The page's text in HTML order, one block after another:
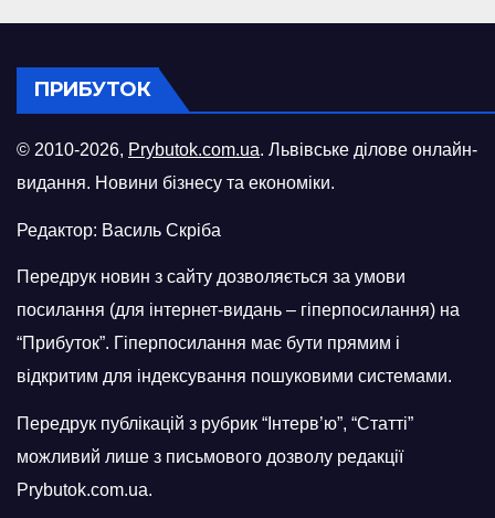
ПРИБУТОК
© 2010-2026, Prybutok.com.ua. Львівське ділове онлайн-
видання. Новини бізнесу та економіки.
Редактор: Василь Скріба
Передрук новин з сайту дозволяється за умови
посилання (для інтернет-видань – гіперпосилання) на
“Прибуток”. Гіперпосилання має бути прямим і
відкритим для індексування пошуковими системами.
Передрук публікацій з рубрик “Інтерв’ю”, “Статті”
можливий лише з письмового дозволу редакції
Prybutok.com.ua.